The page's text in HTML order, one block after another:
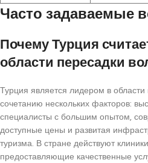
Часто задаваемые
Почему Турция
области пересадки
Турция является лидером в
сочетанию нескольких факторов:
специалисты с большим опытом,
доступные цены и развитая
туризма. В стране действуют
предоставляющие качественные